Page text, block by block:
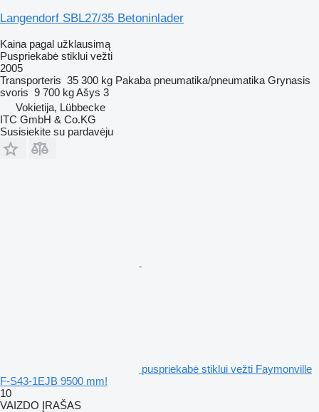
Langendorf SBL27/35 Betoninlader
Kaina pagal užklausimą
Puspriekabė stiklui vežti
2005
Transporteris 35 300 kg Pakaba pneumatika/pneumatika Grynasis
svoris 9 700 kgAšys 3
Vokietija, Lübbecke
ITC GmbH & Co.KG
Susisiekite su pardavėju
puspriekabė stiklui vežti Faymonville
F-S43-1EJB 9500 mm!
10
VAIZDO ĮRAŠAS